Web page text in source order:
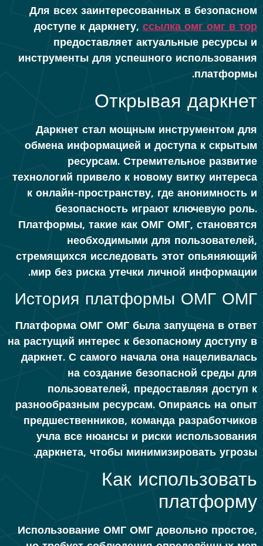
Для всех заинтересованных в безопасном
доступе к даркнету, ссылка омг омг в тор
предоставляет актуальные ресурсы и
инструменты для успешного использования
платформы.
Открывая даркнет
Даркнет стал мощным инструментом для
обмена информацией и доступа к скрытым
ресурсам. Стремительное развитие
технологий привело к новому витку интереса
к онлайн-пространству, где анонимность и
безопасность играют ключевую роль.
Платформы, такие как ОМГ ОМГ, становятся
необходимыми для пользователей,
стремящихся исследовать этот опьяняющий
мир без риска утечки личной информации.
История платформы ОМГ ОМГ
Платформа ОМГ ОМГ была запущена в ответ
на растущий интерес к безопасному доступу в
даркнет. С самого начала она нацеливалась
на создание безопасной среды для
пользователей, предоставляя доступ к
разнообразным ресурсам. Опираясь на опыт
предшественников, команда разработчиков
учла все нюансы и риски использования
даркнета, чтобы минимизировать угрозы.
Как использовать
платформу
Использование ОМГ ОМГ довольно простое,